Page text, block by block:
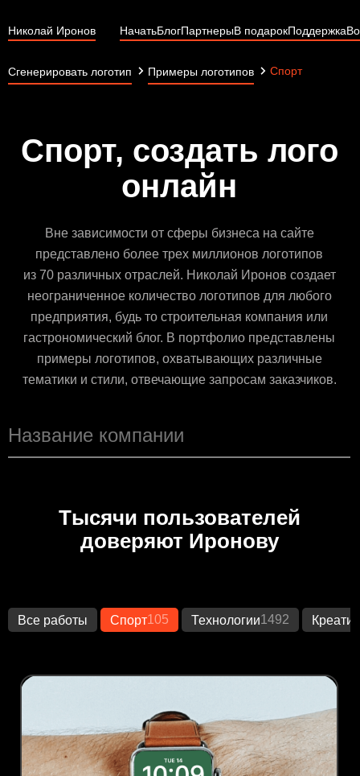
Николай Иронов НачатьБлогПартнерыВ подарокПоддержка
Сгенерировать логотип Примеры логотипов Спорт
Спорт, создать лого
онлайн
Вне зависимости от сферы бизнеса на сайте
представлено более трех миллионов логотипов
из 70 различных отраслей. Николай Иронов создает
неограниченное количество логотипов для любого
предприятия, будь то строительная компания или
гастрономический блог. В портфолио представлены
примеры логотипов, охватывающих различные
тематики и стили, отвечающие запросам заказчиков.
Тысячи пользователей
доверяют Иронову
Все работы Спорт105 Технологии1492 Креатив